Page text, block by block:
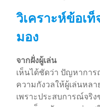
วิเคราะห์ข้อเ
มอง
จากฝั่งผู้เล่น
เห็นได้ชัดว่า ปัญหาการ
ความกังวลให้ผู้เล่นหล
เพราะประสบการณ์จริ